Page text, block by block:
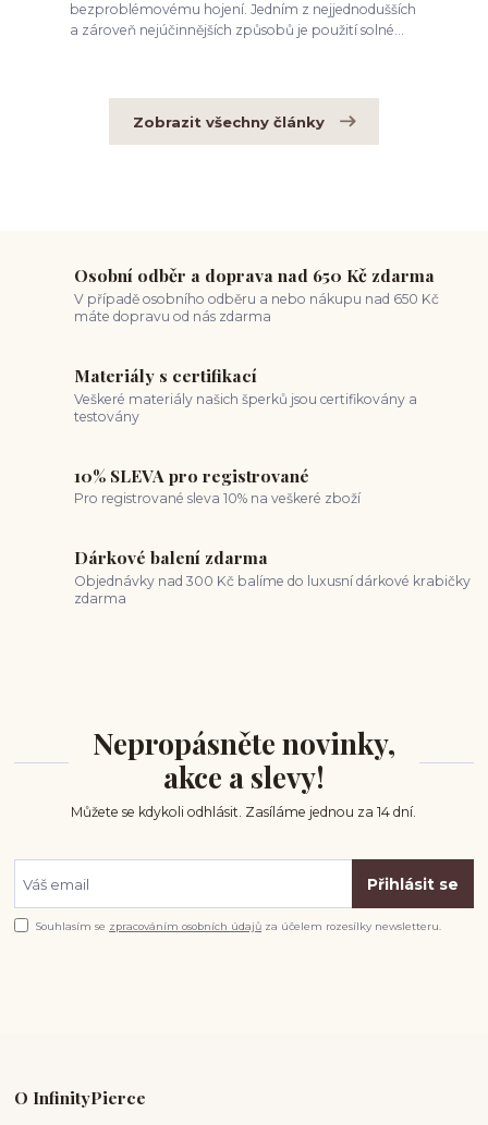
bezproblémovému hojení. Jedním z nejjednodušších
a zároveň nejúčinnějších způsobů je použití solné...
Zobrazit všechny články
Osobní odběr a doprava nad 650 Kč zdarma
V případě osobního odběru a nebo nákupu nad 650 Kč
máte dopravu od nás zdarma
Materiály s certifikací
Veškeré materiály našich šperků jsou certifikovány a
testovány
10% SLEVA pro registrované
Pro registrované sleva 10% na veškeré zboží
Dárkové balení zdarma
Objednávky nad 300 Kč balíme do luxusní dárkové krabičky
zdarma
Nepropásněte novinky,
akce a slevy!
Můžete se kdykoli odhlásit. Zasíláme jednou za 14 dní.
Přihlásit se
Souhlasím se zpracováním osobních údajů za účelem rozesílky newsletteru.
O InfinityPierce